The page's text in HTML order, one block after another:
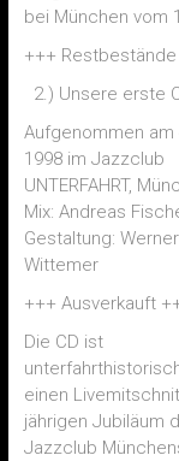
bei München vom
+++
2.) Unsere erste
Aufgenommen am
1998 im Jazzclub
UNTERFAHRT,
Mix: Andreas
Gestaltung: Werner
Wittemer
+++ Ausverkauft
Die CD ist
einen
jährigen Jubiläum
Jazzclub